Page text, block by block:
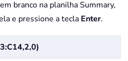
branco na planilha Summary,
e pressione a tecla Enter.